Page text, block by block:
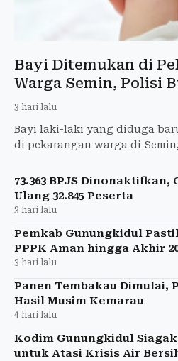
Bayi Ditemukan di
Warga Semin, Polisi
3 hari lalu
Bayi laki-laki yang diduga
di pekarangan warga di
73.363 BPJS
Ulang 32.845 Peserta
3 hari lalu
Pemkab Gunungkidul
PPPK Aman hingga Akhir
3 hari lalu
Panen Tembakau Dimulai,
Hasil Musim Kemarau
4 hari lalu
Kodim Gunungkidul
untuk Atasi Krisis Air